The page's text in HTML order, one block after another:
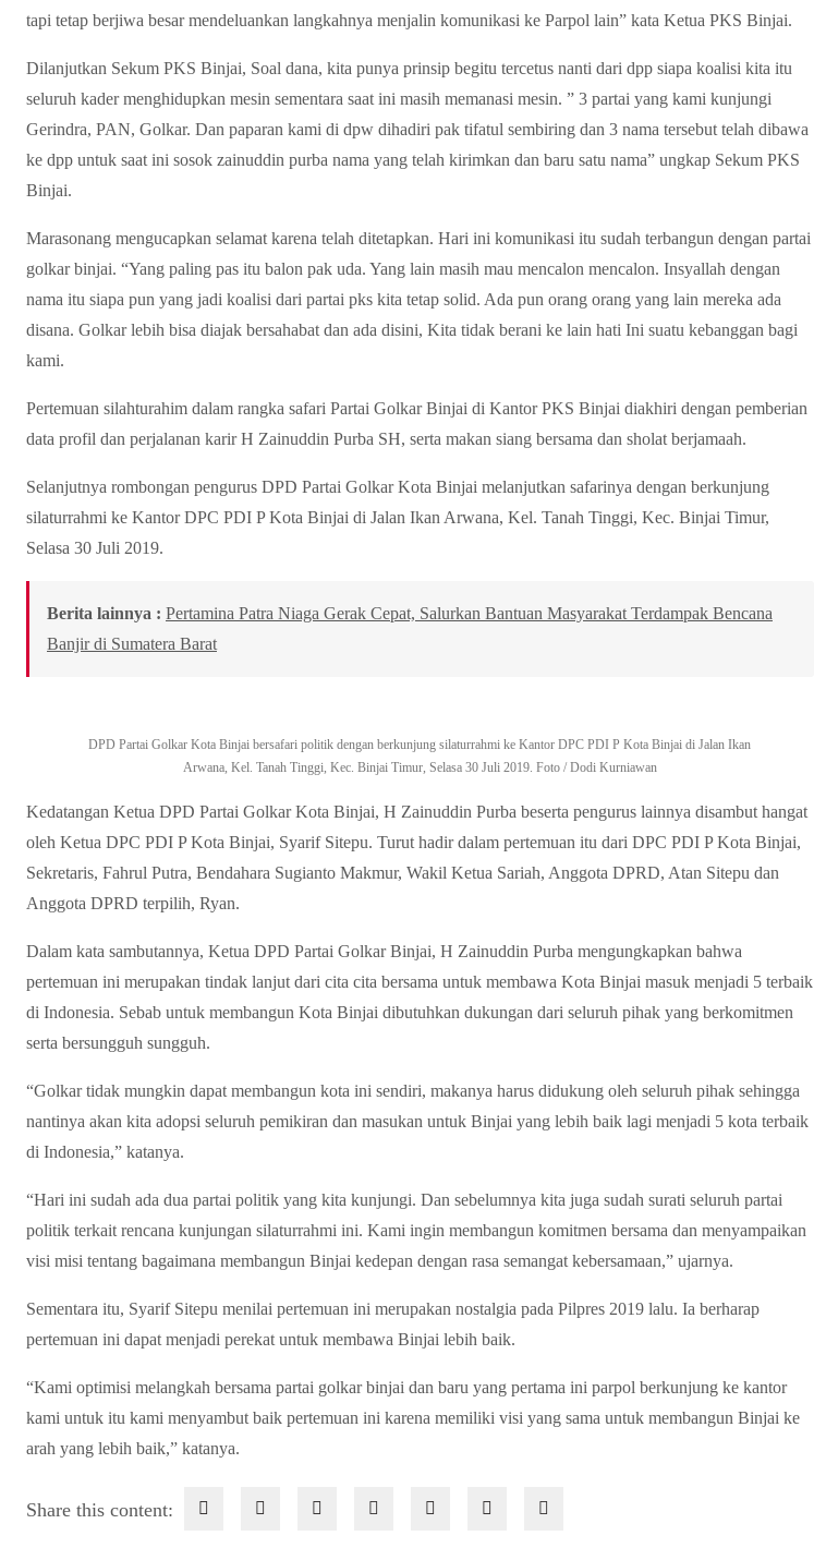
tapi tetap berjiwa besar mendeluankan langkahnya menjalin komunikasi ke Parpol lain” kata Ketua PKS Binjai.
Dilanjutkan Sekum PKS Binjai, Soal dana, kita punya prinsip begitu tercetus nanti dari dpp siapa koalisi kita itu
seluruh kader menghidupkan mesin sementara saat ini masih memanasi mesin. ” 3 partai yang kami kunjungi
Gerindra, PAN, Golkar. Dan paparan kami di dpw dihadiri pak tifatul sembiring dan 3 nama tersebut telah dibawa
ke dpp untuk saat ini sosok zainuddin purba nama yang telah kirimkan dan baru satu nama” ungkap Sekum PKS
Binjai.
Marasonang mengucapkan selamat karena telah ditetapkan. Hari ini komunikasi itu sudah terbangun dengan partai
golkar binjai. “Yang paling pas itu balon pak uda. Yang lain masih mau mencalon mencalon. Insyallah dengan
nama itu siapa pun yang jadi koalisi dari partai pks kita tetap solid. Ada pun orang orang yang lain mereka ada
disana. Golkar lebih bisa diajak bersahabat dan ada disini, Kita tidak berani ke lain hati Ini suatu kebanggan bagi
kami.
Pertemuan silahturahim dalam rangka safari Partai Golkar Binjai di Kantor PKS Binjai diakhiri dengan pemberian
data profil dan perjalanan karir H Zainuddin Purba SH, serta makan siang bersama dan sholat berjamaah.
Selanjutnya rombongan pengurus DPD Partai Golkar Kota Binjai melanjutkan safarinya dengan berkunjung
silaturrahmi ke Kantor DPC PDI P Kota Binjai di Jalan Ikan Arwana, Kel. Tanah Tinggi, Kec. Binjai Timur,
Selasa 30 Juli 2019.
Berita lainnya : Pertamina Patra Niaga Gerak Cepat, Salurkan Bantuan Masyarakat Terdampak Bencana
Banjir di Sumatera Barat
DPD Partai Golkar Kota Binjai bersafari politik dengan berkunjung silaturrahmi ke Kantor DPC PDI P Kota Binjai di Jalan Ikan
Arwana, Kel. Tanah Tinggi, Kec. Binjai Timur, Selasa 30 Juli 2019. Foto / Dodi Kurniawan
Kedatangan Ketua DPD Partai Golkar Kota Binjai, H Zainuddin Purba beserta pengurus lainnya disambut hangat
oleh Ketua DPC PDI P Kota Binjai, Syarif Sitepu. Turut hadir dalam pertemuan itu dari DPC PDI P Kota Binjai,
Sekretaris, Fahrul Putra, Bendahara Sugianto Makmur, Wakil Ketua Sariah, Anggota DPRD, Atan Sitepu dan
Anggota DPRD terpilih, Ryan.
Dalam kata sambutannya, Ketua DPD Partai Golkar Binjai, H Zainuddin Purba mengungkapkan bahwa
pertemuan ini merupakan tindak lanjut dari cita cita bersama untuk membawa Kota Binjai masuk menjadi 5 terbaik
di Indonesia. Sebab untuk membangun Kota Binjai dibutuhkan dukungan dari seluruh pihak yang berkomitmen
serta bersungguh sungguh.
“Golkar tidak mungkin dapat membangun kota ini sendiri, makanya harus didukung oleh seluruh pihak sehingga
nantinya akan kita adopsi seluruh pemikiran dan masukan untuk Binjai yang lebih baik lagi menjadi 5 kota terbaik
di Indonesia,” katanya.
“Hari ini sudah ada dua partai politik yang kita kunjungi. Dan sebelumnya kita juga sudah surati seluruh partai
politik terkait rencana kunjungan silaturrahmi ini. Kami ingin membangun komitmen bersama dan menyampaikan
visi misi tentang bagaimana membangun Binjai kedepan dengan rasa semangat kebersamaan,” ujarnya.
Sementara itu, Syarif Sitepu menilai pertemuan ini merupakan nostalgia pada Pilpres 2019 lalu. Ia berharap
pertemuan ini dapat menjadi perekat untuk membawa Binjai lebih baik.
“Kami optimisi melangkah bersama partai golkar binjai dan baru yang pertama ini parpol berkunjung ke kantor
kami untuk itu kami menyambut baik pertemuan ini karena memiliki visi yang sama untuk membangun Binjai ke
arah yang lebih baik,” katanya.
Share this content: